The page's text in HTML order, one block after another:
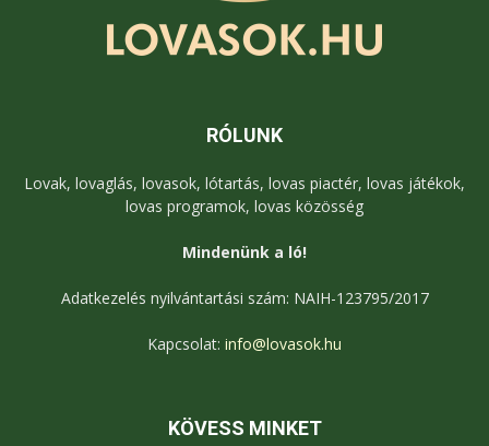
RÓLUNK
Lovak, lovaglás, lovasok, lótartás, lovas piactér, lovas játékok,
lovas programok, lovas közösség
Mindenünk a ló!
Adatkezelés nyilvántartási szám: NAIH-123795/2017
Kapcsolat: info@lovasok.hu
KÖVESS MINKET